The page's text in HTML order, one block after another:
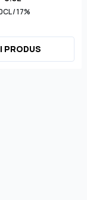
/ 17%
PRODUS